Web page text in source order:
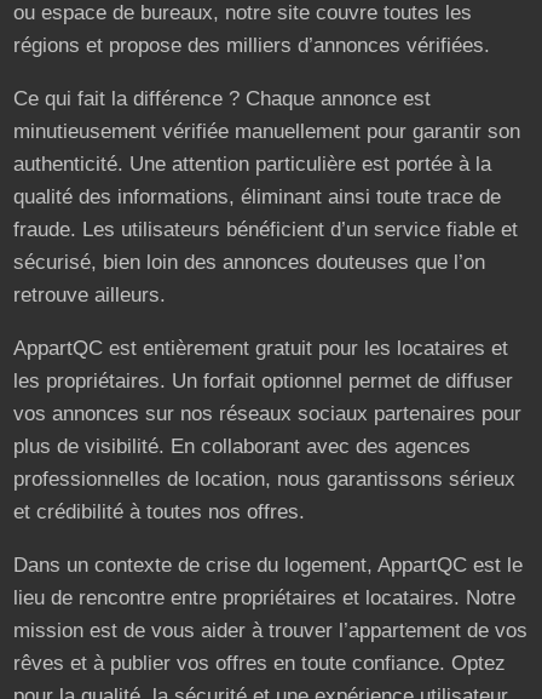
ou espace de bureaux, notre site couvre toutes les
régions et propose des milliers d’annonces vérifiées.
Ce qui fait la différence ? Chaque annonce est
minutieusement vérifiée manuellement pour garantir son
authenticité. Une attention particulière est portée à la
qualité des informations, éliminant ainsi toute trace de
fraude. Les utilisateurs bénéficient d’un service fiable et
sécurisé, bien loin des annonces douteuses que l’on
retrouve ailleurs.
AppartQC est entièrement gratuit pour les locataires et
les propriétaires. Un forfait optionnel permet de diffuser
vos annonces sur nos réseaux sociaux partenaires pour
plus de visibilité. En collaborant avec des agences
professionnelles de location, nous garantissons sérieux
et crédibilité à toutes nos offres.
Dans un contexte de crise du logement, AppartQC est le
lieu de rencontre entre propriétaires et locataires. Notre
mission est de vous aider à trouver l’appartement de vos
rêves et à publier vos offres en toute confiance. Optez